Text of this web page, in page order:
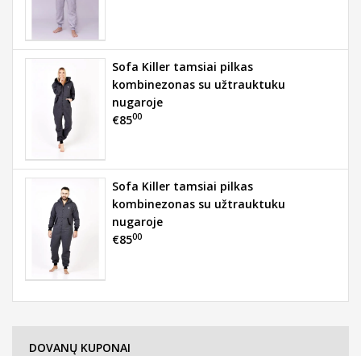
Sofa Killer tamsiai pilkas
kombinezonas su užtrauktuku
nugaroje
€8500
Sofa Killer tamsiai pilkas
kombinezonas su užtrauktuku
nugaroje
€8500
DOVANŲ KUPONAI